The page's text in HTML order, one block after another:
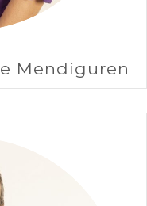
Mendiguren